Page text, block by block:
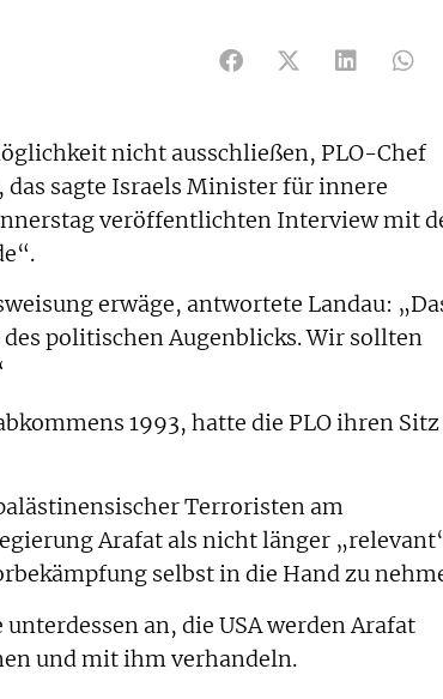
nicht ausschließen, PLO-Chef
das sagte Israels Minister für innere
veröffentlichten Interview mit
erwäge, antwortete Landau:
politischen Augenblicks. Wir sollten
1993, hatte die PLO ihren
Terroristen am
Arafat als nicht länger
selbst in die Hand zu
an, die USA werden Arafat
und mit ihm verhandeln.